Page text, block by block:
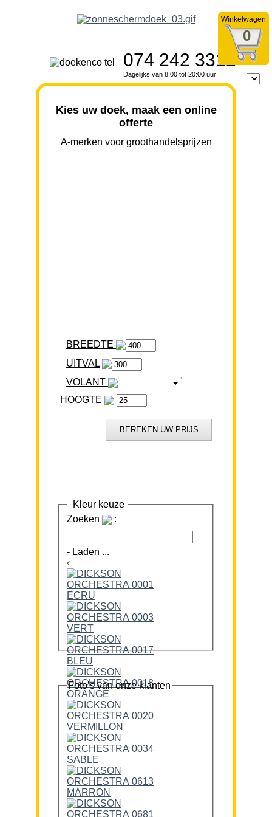
Winkelwagen
0
074 242 3312
Dagelijks van 8:00 tot 20:00 uur
Kies uw doek, maak een online
offerte
A-merken voor groothandelsprijzen
BREEDTE
VOLANT
HOOGTE
Kleur keuze
Zoeken
:
- Laden ...
‹
Foto’s van onze klanten